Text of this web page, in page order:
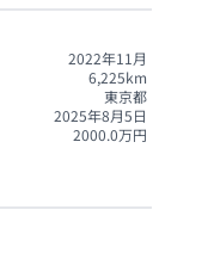
2022年11月
6,225km
東京都
2025年8月5日
2000.0万円